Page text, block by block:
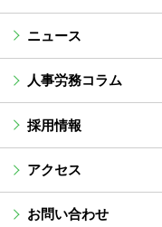
ニュース
人事労務コラム
採用情報
アクセス
お問い合わせ